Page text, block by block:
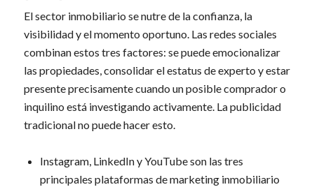
El sector inmobiliario se nutre de la confianza, la
visibilidad y el momento oportuno. Las redes sociales
combinan estos tres factores: se puede emocionalizar
las propiedades, consolidar el estatus de experto y estar
presente precisamente cuando un posible comprador o
inquilino está investigando activamente. La publicidad
tradicional no puede hacer esto.
Instagram, LinkedIn y YouTube son las tres
principales plataformas de marketing inmobiliario